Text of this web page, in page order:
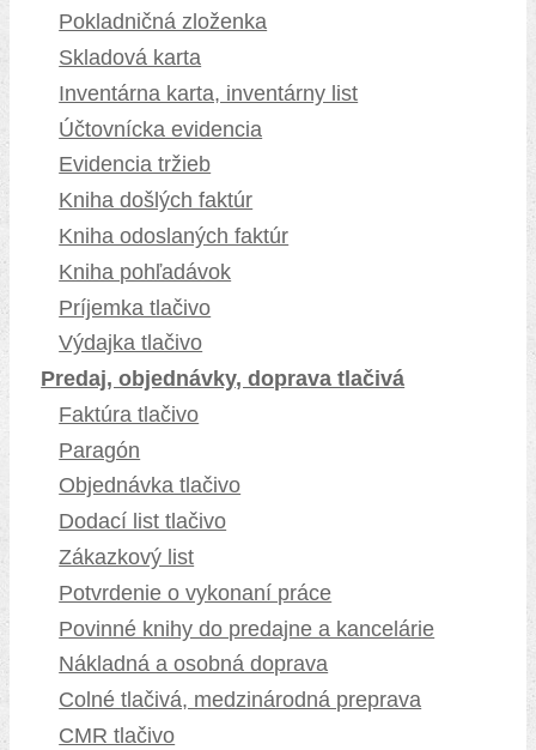
Pokladničná zloženka
Skladová karta
Inventárna karta, inventárny list
Účtovnícka evidencia
Evidencia tržieb
Kniha došlých faktúr
Kniha odoslaných faktúr
Kniha pohľadávok
Príjemka tlačivo
Výdajka tlačivo
Predaj, objednávky, doprava tlačivá
Faktúra tlačivo
Paragón
Objednávka tlačivo
Dodací list tlačivo
Zákazkový list
Potvrdenie o vykonaní práce
Povinné knihy do predajne a kancelárie
Nákladná a osobná doprava
Colné tlačivá, medzinárodná preprava
CMR tlačivo